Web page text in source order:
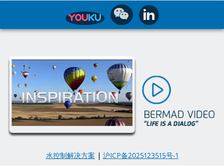
水控制解决方案 | 沪ICP备2025123515号-1